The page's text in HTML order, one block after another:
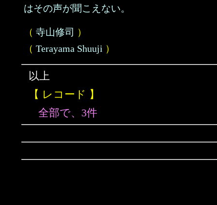
はその声が聞こえない。
（ 寺山修司 ）
（ Terayama Shuuji ）
以上
【 レコード 】
全部で、3件